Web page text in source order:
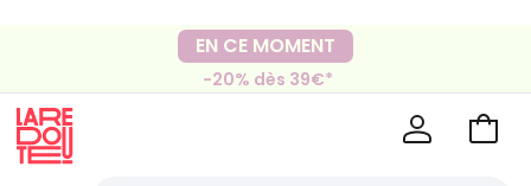
-20% dès 39€*
sur la mode
pour vos petits articles
Voir